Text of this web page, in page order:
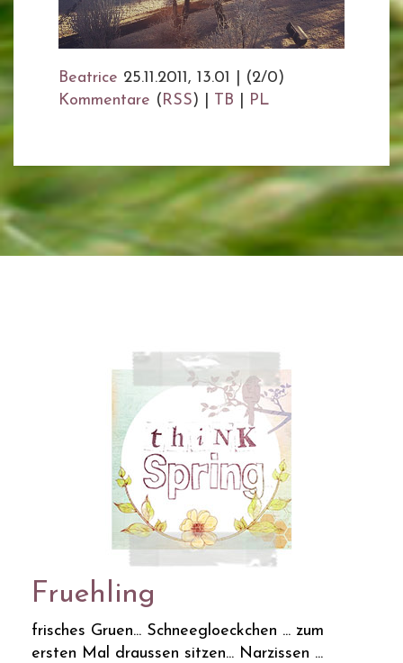
Beatrice 25.11.2011, 13.01
(2/0)
Kommentare (RSS) | TB PL
Fruehling
frisches Gruen... Schneegloeckchen ... zum
ersten Mal draussen sitzen... Narzissen ...